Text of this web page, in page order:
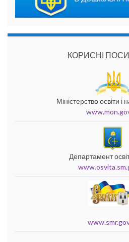
КОРИСНІ
Міністерство освіти і
Департамент